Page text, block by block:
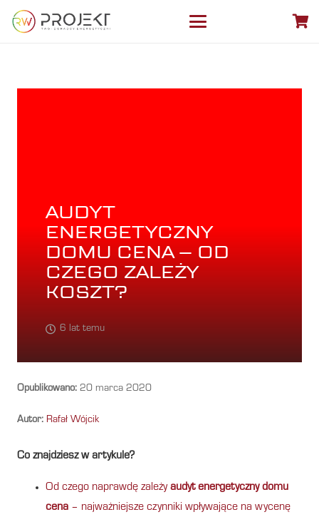
AUDYT
ENERGETYCZNY
DOMU CENA – OD
CZEGO ZALEŻY
KOSZT?
6 lat temu
Opublikowano: 20 marca 2020
Autor: Rafał Wójcik
Co znajdziesz w artykule?
Od czego naprawdę zależyaudyt energetyczny domu
cena – najważniejsze czynniki wpływające na wycenę